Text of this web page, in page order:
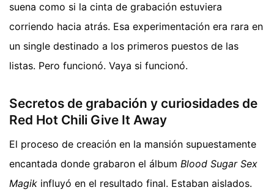
suena como si la cinta de grabación estuviera
corriendo hacia atrás. Esa experimentación era rara en
un single destinado a los primeros puestos de las
listas. Pero funcionó. Vaya si funcionó.
Secretos de grabación y curiosidades de
Red Hot Chili Give It Away
El proceso de creación en la mansión supuestamente
encantada donde grabaron el álbum Blood Sugar Sex
Magik influyó en el resultado final. Estaban aislados.